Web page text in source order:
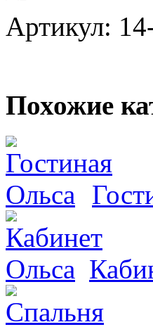
Артикул:
Похожие